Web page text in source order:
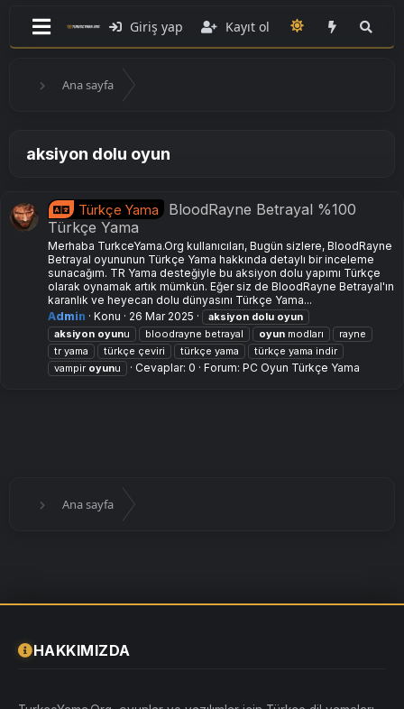
Giriş yap Kayıt ol
Ana sayfa
aksiyon dolu oyun
Türkçe Yama
BloodRayne Betrayal %100
Türkçe Yama
Merhaba TurkceYama.Org kullanıcıları, Bugün sizlere, BloodRayne
Betrayal oyununun Türkçe Yama hakkında detaylı bir inceleme
sunacağım. TR Yama desteğiyle bu aksiyon dolu yapımı Türkçe
olarak oynamak artık mümkün. Eğer siz de BloodRayne Betrayal'ın
karanlık ve heyecan dolu dünyasını Türkçe Yama...
Admin
Konu 26 Mar 2025 aksiyon dolu oyun
aksiyon oyunu bloodrayne betrayal oyun modları
rayne
tr yama
türkçe çeviri türkçe yama
türkçe yama indir
vampir oyunu Cevaplar: 0 Forum: PC Oyun Türkçe Yama
Ana sayfa
HAKKIMIZDA